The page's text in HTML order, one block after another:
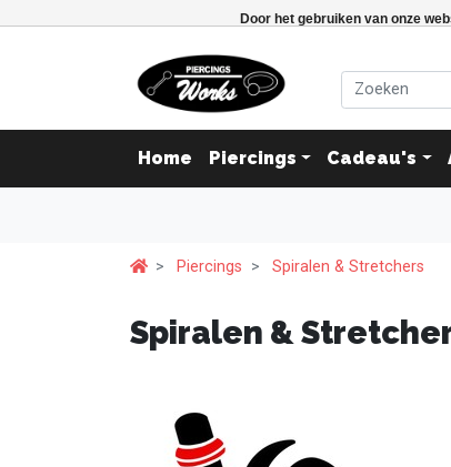
Door het gebruiken van onze
Home Piercings Cadeau's
Piercings Spiralen & Stretchers
Spiralen &